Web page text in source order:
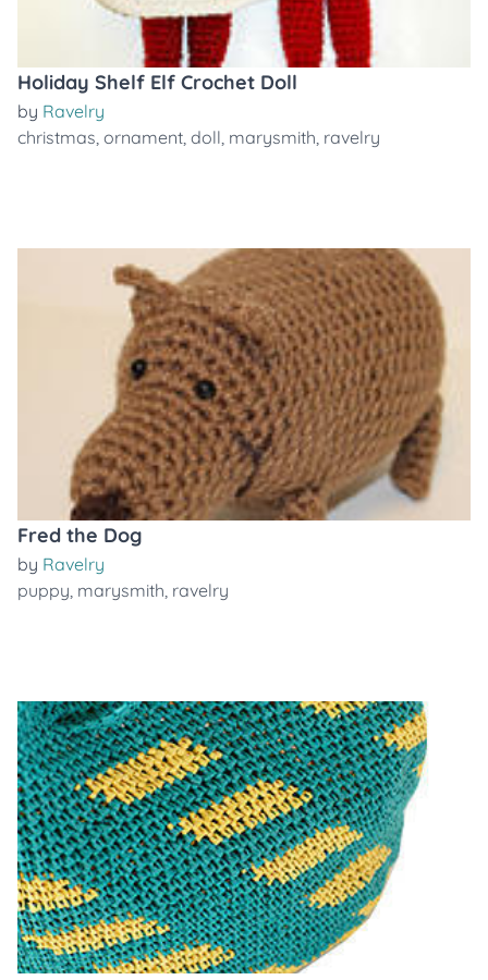
Holiday Shelf Elf Crochet Doll
by Ravelry
christmas, ornament, doll, marysmith, ravelry
Fred the Dog
by Ravelry
puppy, marysmith, ravelry